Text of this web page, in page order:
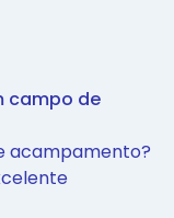
campo de
acampamento?